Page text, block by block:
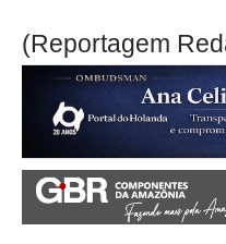
(Reportagem